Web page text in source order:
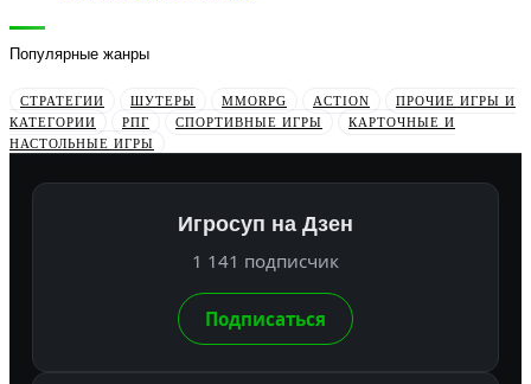
Популярные жанры
СТРАТЕГИИ ШУТЕРЫ MMORPG ACTION
ПРОЧИЕ ИГРЫ И
КАТЕГОРИИ
РПГ СПОРТИВНЫЕ ИГРЫ
КАРТОЧНЫЕ И
НАСТОЛЬНЫЕ ИГРЫ
Игросуп на Дзен
1 141 подписчик
Подписаться